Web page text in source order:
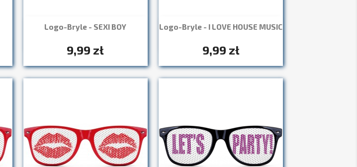
Logo-Bryle - SEXI BOY
9,99 zł
Szybki podgląd
Logo-Bryle - I LOVE HOUSE MUSIC
9,99 zł
Szybki podgląd